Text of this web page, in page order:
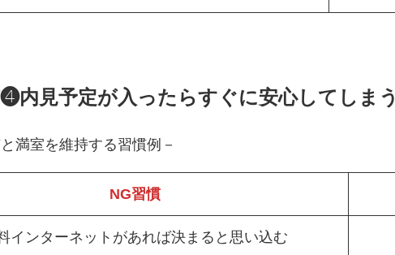
内見予定が入ったらすぐに安心してしまう
満室を維持する習慣例－
NG習慣
インターネットがあれば決まると思い込む